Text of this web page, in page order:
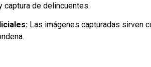
de delincuentes.
Las imágenes capturadas sirven